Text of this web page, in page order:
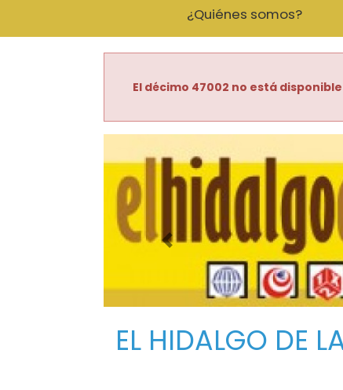
¿Quiénes somos?
El décimo 47002 no está
Imagen anterior
EL HIDALGO DE